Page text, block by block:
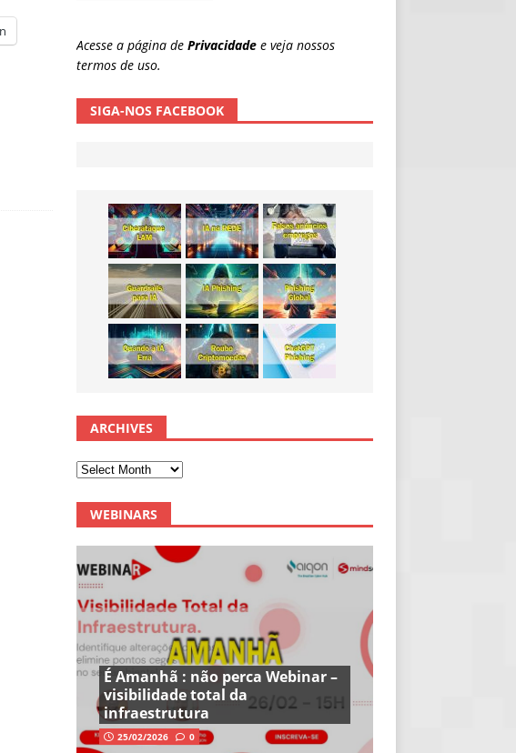
Acesse a página de Privacidade e veja nossos
termos de uso.
SIGA-NOS FACEBOOK
ARCHIVES
WEBINARS
É Amanhã : não perca Webinar –
visibilidade total da
infraestrutura
25/02/2026 0